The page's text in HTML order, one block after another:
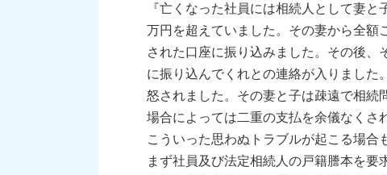
『亡くなった社員には相続人として妻
万円を超えていました。その妻から全額
された口座に振り込みました。その後
に振り込んでくれとの連絡が入りました
怒されました。その妻と子は疎遠で相続
場合によっては二重の支払を余儀なくさ
こういった思わぬトラブルが起こる場合
まず社員及び法定相続人の戸籍謄本を